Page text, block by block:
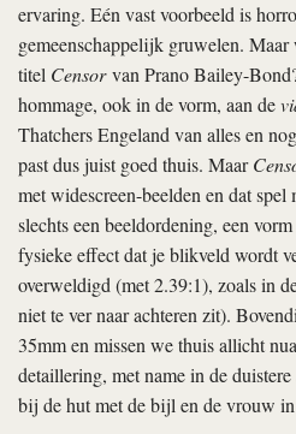
ervaring. Eén vast voorbeeld is
gemeenschappelijk gruwelen.
titel Censorvan Prano Bailey-
hommage, ook in de vorm, aan de
Thatchers Engeland van alles en
past dus juist goed thuis. Maar
met widescreen-beelden en dat
slechts een beeldordening, een
fysieke effect dat je blikveld wordt
overweldigd (met 2.39:1), zoals in
niet te ver naar achteren zit).
35mm en missen we thuis allicht
detaillering, met name in de duistere
bij de hut met de bijl en de vrouw